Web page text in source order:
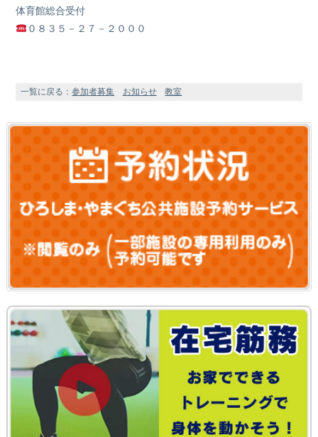
体育館総合受付
０８３５－２７－２０００
一覧に戻る：参加者募集 お知らせ 教室